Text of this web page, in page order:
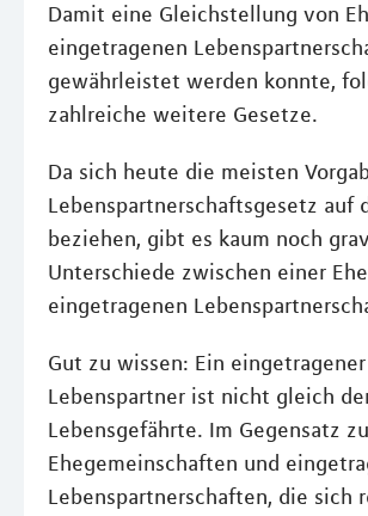
Damit eine Gleichstellung von
eingetragenen
gewährleistet werden konnte,
zahlreiche weitere Gesetze.
Da sich heute die meisten
Lebenspartnerschaftsgesetz auf
beziehen, gibt es kaum noch
Unterschiede zwischen einer
eingetragenen
Gut zu wissen: Ein eingetragener
Lebenspartner ist nicht gleich
Lebensgefährte. Im Gegensatz zu
Ehegemeinschaften und
Lebenspartnerschaften, die sich